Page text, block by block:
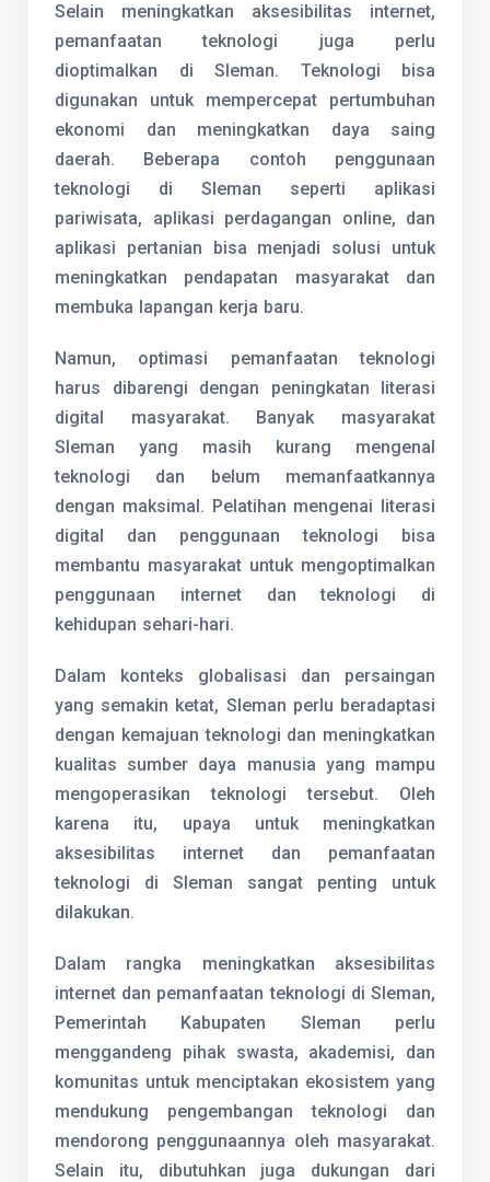
Selain meningkatkan aksesibilitas internet,
pemanfaatan teknologi juga perlu
dioptimalkan di Sleman. Teknologi bisa
digunakan untuk mempercepat pertumbuhan
ekonomi dan meningkatkan daya saing
daerah. Beberapa contoh penggunaan
teknologi di Sleman seperti aplikasi
pariwisata, aplikasi perdagangan online, dan
aplikasi pertanian bisa menjadi solusi untuk
meningkatkan pendapatan masyarakat dan
membuka lapangan kerja baru.
Namun, optimasi pemanfaatan teknologi
harus dibarengi dengan peningkatan literasi
digital masyarakat. Banyak masyarakat
Sleman yang masih kurang mengenal
teknologi dan belum memanfaatkannya
dengan maksimal. Pelatihan mengenai literasi
digital dan penggunaan teknologi bisa
membantu masyarakat untuk mengoptimalkan
penggunaan internet dan teknologi di
kehidupan sehari-hari.
Dalam konteks globalisasi dan persaingan
yang semakin ketat, Sleman perlu beradaptasi
dengan kemajuan teknologi dan meningkatkan
kualitas sumber daya manusia yang mampu
mengoperasikan teknologi tersebut. Oleh
karena itu, upaya untuk meningkatkan
aksesibilitas internet dan pemanfaatan
teknologi di Sleman sangat penting untuk
dilakukan.
Dalam rangka meningkatkan aksesibilitas
internet dan pemanfaatan teknologi di Sleman,
Pemerintah Kabupaten Sleman perlu
menggandeng pihak swasta, akademisi, dan
komunitas untuk menciptakan ekosistem yang
mendukung pengembangan teknologi dan
mendorong penggunaannya oleh masyarakat.
Selain itu, dibutuhkan juga dukungan dari